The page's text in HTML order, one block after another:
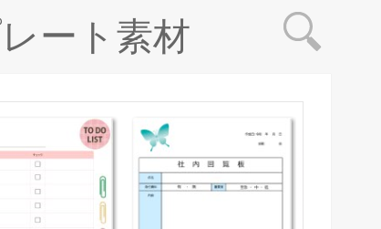
ート素材